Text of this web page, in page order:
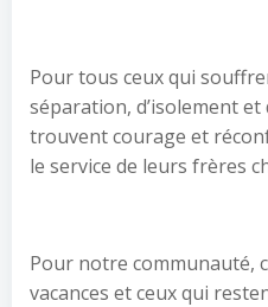
Pour tous ceux qui
séparation, d’isolement et
trouvent courage et
le service de leurs frères
Pour notre communauté,
vacances et ceux qui